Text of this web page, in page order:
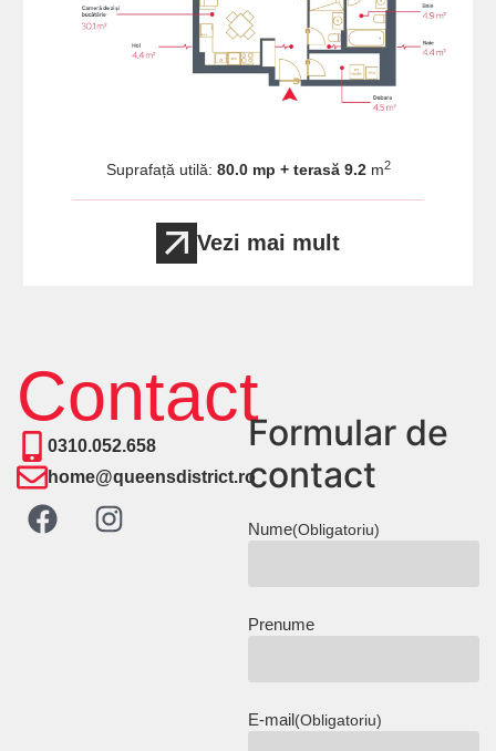
Suprafață utilă: 80.0 mp + terasă 9.2m2
Vezi mai mult
Contact
0310.052.658
home@queensdistrict.ro
Formular de
contact
Nume(Obligatoriu)
Prenume
E-mail(Obligatoriu)